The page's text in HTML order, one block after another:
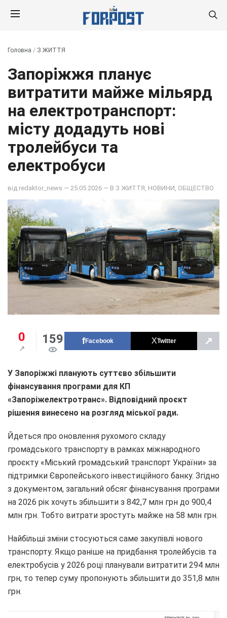
Головна / З ЖИТТЯ
Запоріжжя планує
витратити майже мільярд
на електротранспорт:
місту додадуть нові
тролейбуси та
електробуси
від redaktor_news — 25.05.2026 — В З ЖИТТЯ НОВИНИ ОБЩЕСТВО
0 159 Facebook Twitter ↗
У Запоріжжі планують суттєво збільшити
фінансування програми для КП
«Запоріжелектротранс». Відповідний проєкт
рішення винесено на розгляд міської ради.
Йдеться про оновлення рухомого складу
громадського транспорту в рамках міжнародного
проєкту «Міський громадський транспорт України» за
підтримки Європейського інвестиційного банку. Згідно
з документом, загальний обсяг фінансування програми
на 2026 рік хочуть збільшити з 842,7 млн грн до 900,4
млн грн. Тобто витрати зростуть майже на 58 млн грн.
Найбільші зміни стосуються саме закупівлі нового
транспорту. Якщо раніше на придбання тролейбусів та
електробусів у 2026 році планували витратити 294 млн
грн, то тепер суму пропонують збільшити до 351,8 млн
грн.